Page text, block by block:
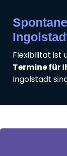
Flexibilität ist
Termine für
Ingolstadt